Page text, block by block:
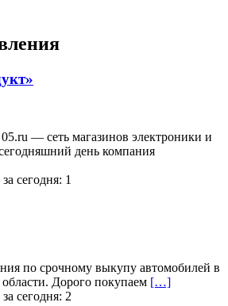
— сеть магазинов электроники и
день компания
сегодня: 1
по срочному выкупу автомобилей в
Дорого покупаем […]
сегодня: 2